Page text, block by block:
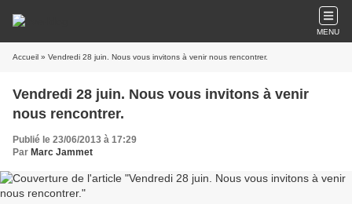
MENU
Accueil » Vendredi 28 juin. Nous vous invitons à venir nous rencontrer.
Vendredi 28 juin. Nous vous invitons à venir
nous rencontrer.
Publié le 23/06/2013 à 17:29
Par Marc Jammet